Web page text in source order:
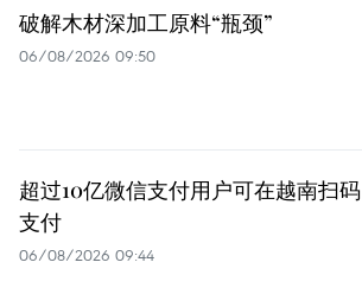
破解木材深加工原料“瓶颈”
06/08/2026 09:50
超过10亿微信支付用户可在越南扫码
支付
06/08/2026 09:44